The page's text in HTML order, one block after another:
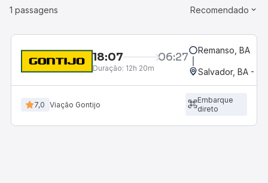
1 passagens Recomendado
18:07 06:27
Duração: 12h 20m
Remanso, BA
Salvador, BA -
7,0 Viação Gontijo
Embarque
direto